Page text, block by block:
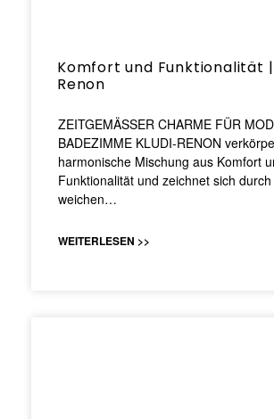
Komfort und Funktionalität |
Renon
ZEITGEMÄSSER CHARME FÜR
BADEZIMME KLUDI-RENON
harmonische Mischung aus Komfort
Funktionalität und zeichnet sich
weichen…
WEITERLESEN >>